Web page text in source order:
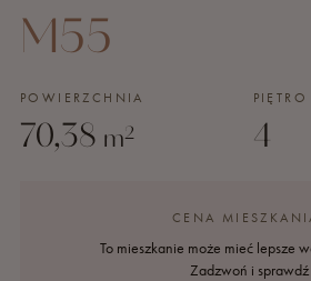
M55
POWIERZCHNIA
70,38 m2
PIĘTRO
4
CENA
To mieszkanie może mieć lepsze
Zadzwoń i sprawdź